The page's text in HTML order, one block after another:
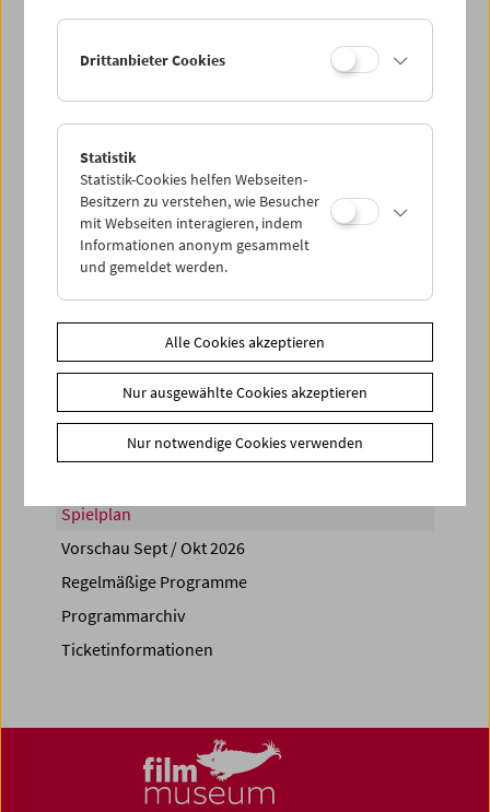
Sa 10.6.
PROGRAMM ÜBERBLICK
Share on
Spielplan
Vorschau Sept / Okt 2026
Regelmäßige Programme
Programmarchiv
Ticketinformationen
Drittanbieter Cookies
Statistik
Statistik-Cookies helfen Webseiten-
Besitzern zu verstehen, wie Besucher
mit Webseiten interagieren, indem
Informationen anonym gesammelt
und gemeldet werden.
Alle Cookies akzeptieren
Nur ausgewählte Cookies akzeptieren
Nur notwendige Cookies verwenden